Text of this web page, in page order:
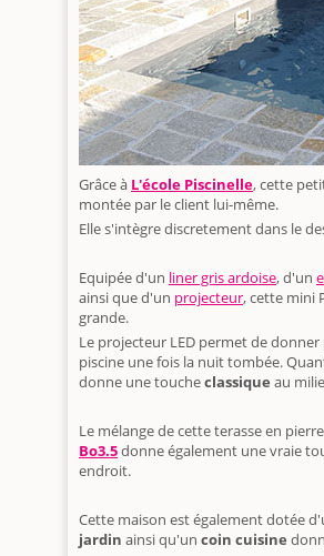
Grâce à L'école Piscinelle, cette
montée par le client lui-même.
Elle s'intègre discretement dans le
Equipée d'un liner gris ardoise, d'un
ainsi que d'un projecteur, cette mini
grande.
Le projecteur LED permet de
piscine une fois la nuit tombée.
donne une toucheclassique au
Le mélange de cette terasse en
Bo3.5donne également une vraie
endroit.
Cette maison est également dotée
jardin ainsi qu'un coin cuisine